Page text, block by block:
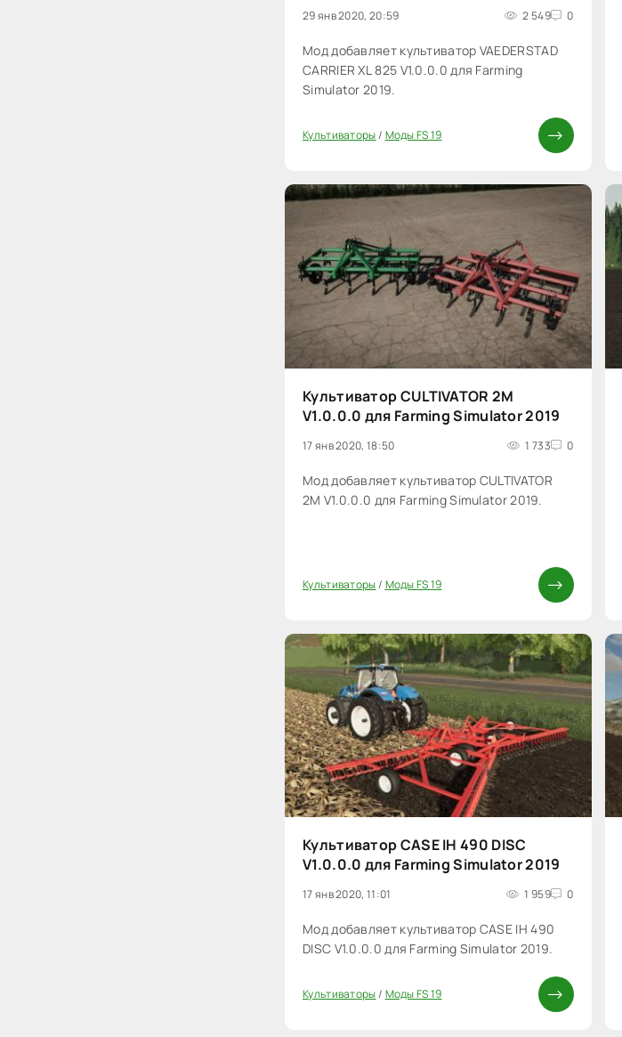
29 янв 2020, 20:59 2 549 0
Мод добавляет культиватор VAEDERSTAD
CARRIER XL 825 V1.0.0.0 для Farming
Simulator 2019.
Культиваторы/ Моды FS 19
Культиватор CULTIVATOR 2M
V1.0.0.0 для Farming Simulator 2019
17 янв 2020, 18:50 1 733 0
Мод добавляет культиватор CULTIVATOR
2M V1.0.0.0 для Farming Simulator 2019.
Культиваторы/ Моды FS 19
Культиватор CASE IH 490 DISC
V1.0.0.0 для Farming Simulator 2019
17 янв 2020, 11:01 1 959 0
Мод добавляет культиватор CASE IH 490
DISC V1.0.0.0 для Farming Simulator 2019.
Культиваторы/ Моды FS 19